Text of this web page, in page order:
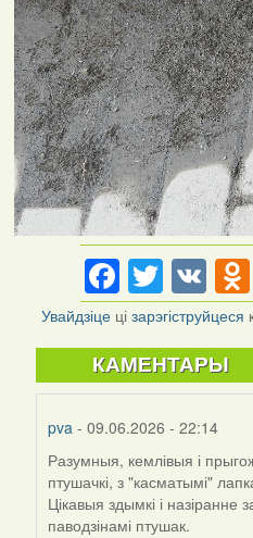
VK
Увайдзіце цізарэгіструйцеся
КАМЕНТАРЫ
pva - 09.06.2026 - 22:14
Разумныя, кемлівыя і
птушачкі, з "касматымі"
Цікавыя здымкі і назіранне
паводзінамі птушак.